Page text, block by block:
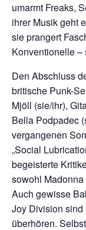
umarmt Freaks,
ihrer Musik geht
sie prangert
Konventionelle –
Den Abschluss
britische Punk-
Mjöll (sie/ihr),
Bella Podpadec
vergangenen
„Social
begeisterte
sowohl
Auch gewisse
Joy Division sind
überhören.